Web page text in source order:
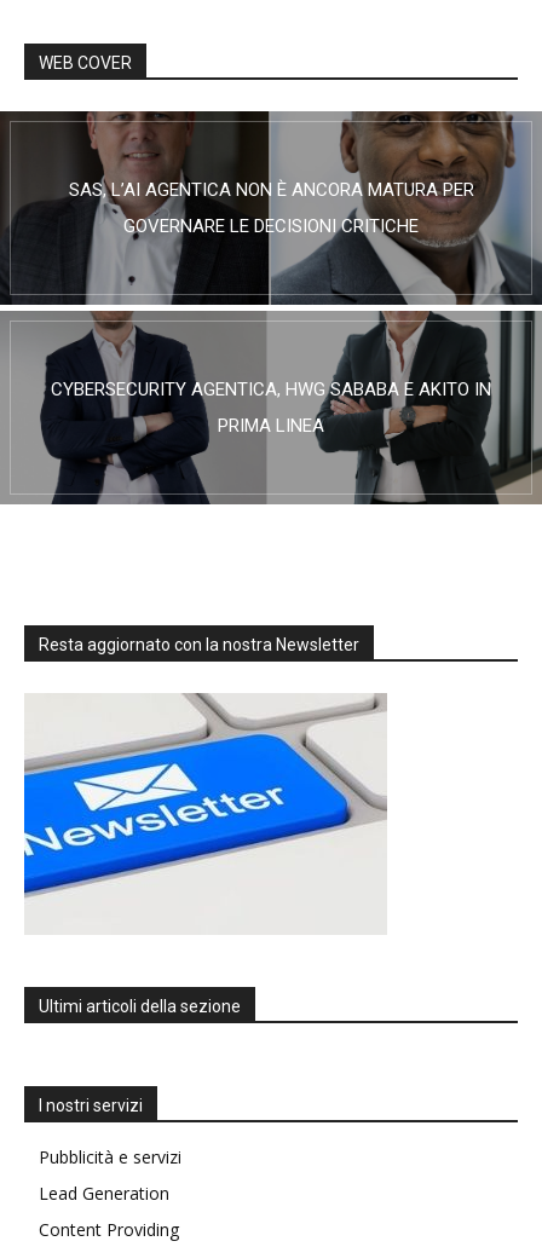
WEB COVER
SAS, L’AI AGENTICA NON È ANCORA MATURA PER
GOVERNARE LE DECISIONI CRITICHE
CYBERSECURITY AGENTICA, HWG SABABA E AKITO IN
PRIMA LINEA
Resta aggiornato con la nostra Newsletter
Ultimi articoli della sezione
I nostri servizi
Pubblicità e servizi
Lead Generation
Content Providing